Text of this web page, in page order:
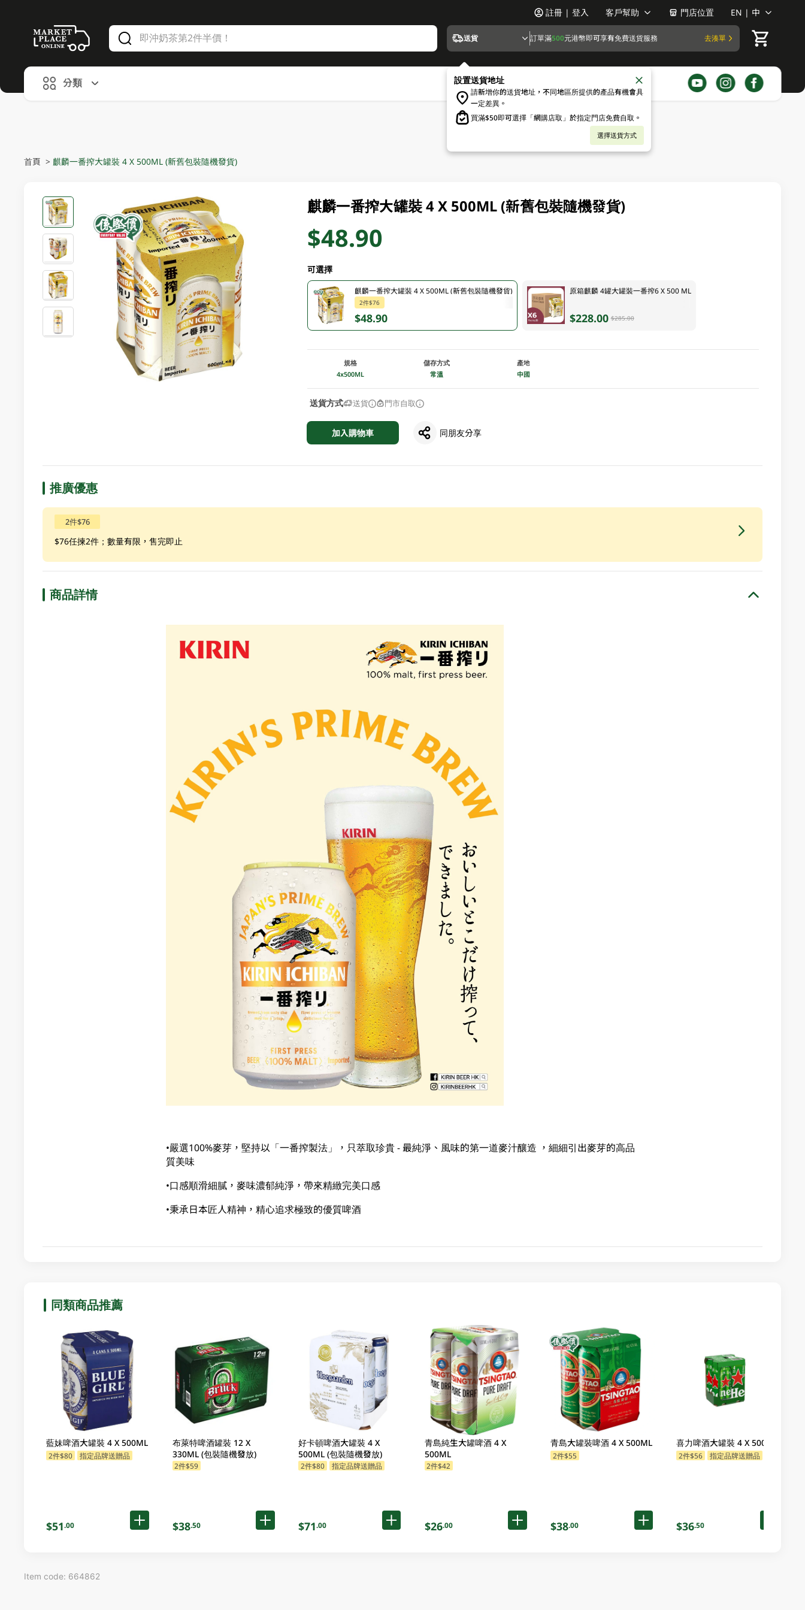
alid Until 30 June 2026
註冊 | 登入 客戶幫助 門店位置 EN | 中
送貨 訂單滿500元港幣即可享有免費送貨服務 去湊單
設置送貨地址
請新增你的送貨地址，不同地區所提供的產品有機會具
一定差異。
買滿$50即可選擇「網購店取」於指定門店免費自取。
選擇送貨方式
分類
首頁 > 麒麟一番搾大罐裝 4 X 500ML (新舊包裝隨機發貨)
麒麟一番搾大罐裝 4 X 500ML (新舊包裝隨機發貨)
$48.90
可選擇
麒麟一番搾大罐裝 4 X 500ML (新舊包裝隨機發貨)
2件$76
$48.90
原箱麒麟 4罐大罐裝一番搾6 X 500 ML
$228.00 $285.00
規格
4x500ML
儲存方式
常溫
產地
中國
送貨方式 送貨 門市自取
加入購物車 同朋友分享
推廣優惠
2件$76
$76任揀2件；數量有限，售完即止
商品詳情
•嚴選100%麥芽，堅持以「一番搾製法」，只萃取珍貴 - 最純淨、風味的第一道麥汁釀造 ，細細引出麥芽的高品
質美味
•口感順滑細膩，麥味濃郁純淨，帶來精緻完美口感
•秉承日本匠人精神，精心追求極致的優質啤酒
同類商品推薦
藍妹啤酒大罐裝 4 X 500ML
2件$80 指定品牌送贈品
$51.00
布萊特啤酒罐裝 12 X
330ML (包裝隨機發放)
2件$59
$38.50
好卡頓啤酒大罐裝 4 X
500ML (包裝隨機發放)
2件$80 指定品牌送贈品
$71.00
青島純生大罐啤酒 4 X
500ML
2件$42
$26.00
青島大罐裝啤酒 4 X 500ML
2件$55
$38.00
喜力啤酒大罐裝 4 X 500ML
2件$56 指定品牌送贈品
$36.50
Item code: 664862